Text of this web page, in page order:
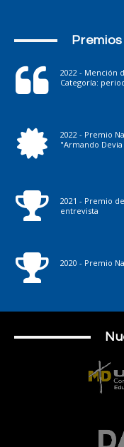
2022 - Mención
Categoría:
2022 - Premio
"Armando
2021 - Premio
entrevista
2020 - Premio